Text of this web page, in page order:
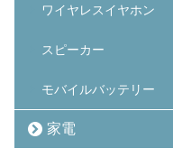
ワイヤレスイヤホン
スピーカー
モバイルバッテリー
家電